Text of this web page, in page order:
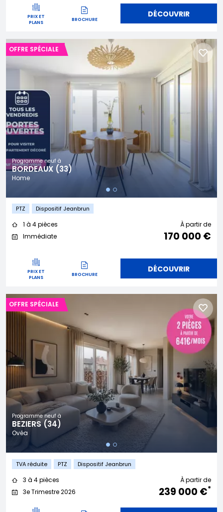
PRIX ET
PLANS
BROCHURE
DÉCOUVRIR
Programme neuf à
BORDEAUX (33)
Home
OFFRE SPÉCIALE
PTZ Dispositif Jeanbrun
1 à 4 pièces
Immédiate
À partir de
170 000 €
PRIX ET
PLANS
BROCHURE
DÉCOUVRIR
Programme neuf à
BEZIERS (34)
Ovéa
OFFRE SPÉCIALE
TVA réduite PTZ Dispositif Jeanbrun
3 à 4 pièces
3e Trimestre 2026
À partir de
239 000 €*